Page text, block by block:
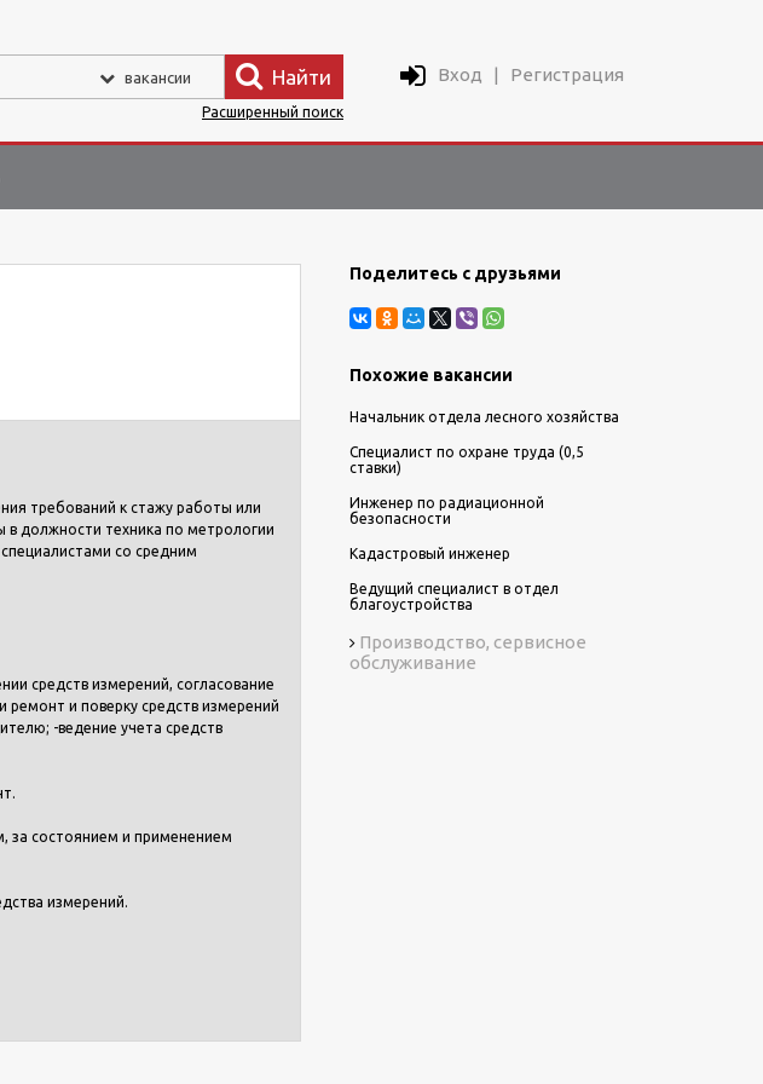
вакансии Найти Вход | Регистрация
Расширенный поиск
требований к стажу работы или
в должности техника по метрологии
со средним
средств измерений, согласование
и поверку средств измерений
-ведение учета средств
за состоянием и применением
измерений.
Поделитесь с друзьями
Похожие вакансии
Начальник отдела лесного хозяйства
Специалист по охране труда (0,5
ставки)
Инженер по радиационной
безопасности
Кадастровый инженер
Ведущий специалист в отдел
благоустройства
Производство, сервисное
обслуживание